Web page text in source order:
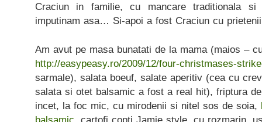
Craciun in familie, cu mancare traditionala
imputinam asa… Si-apoi a fost Craciun cu
Am avut pe masa bunatati de la mama (maios –
http://easypeasy.ro/2009/12/four-christmases-
sarmale), salata boeuf, salate aperitiv (cea cu
salata si otet balsamic a fost a real hit), friptura
incet, la foc mic, cu mirodenii si nitel sos de soia,
balsamic, cartofi copti Jamie style, cu rozmarin,